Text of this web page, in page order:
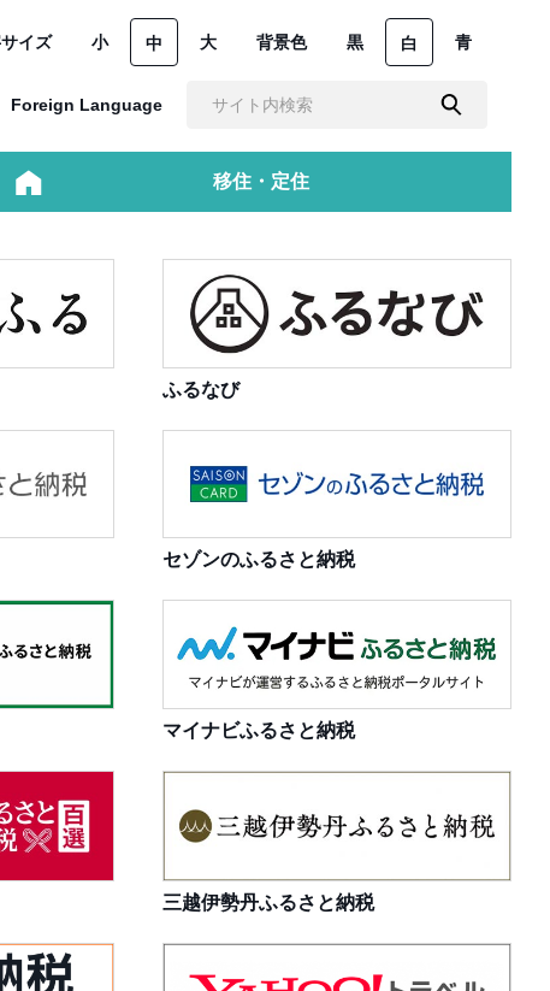
移住・定住
イズ 小 中 大 背景色 黒 白 青
Foreign Language
ふるなび
セゾンのふるさと納税
マイナビふるさと納税
三越伊勢丹ふるさと納税